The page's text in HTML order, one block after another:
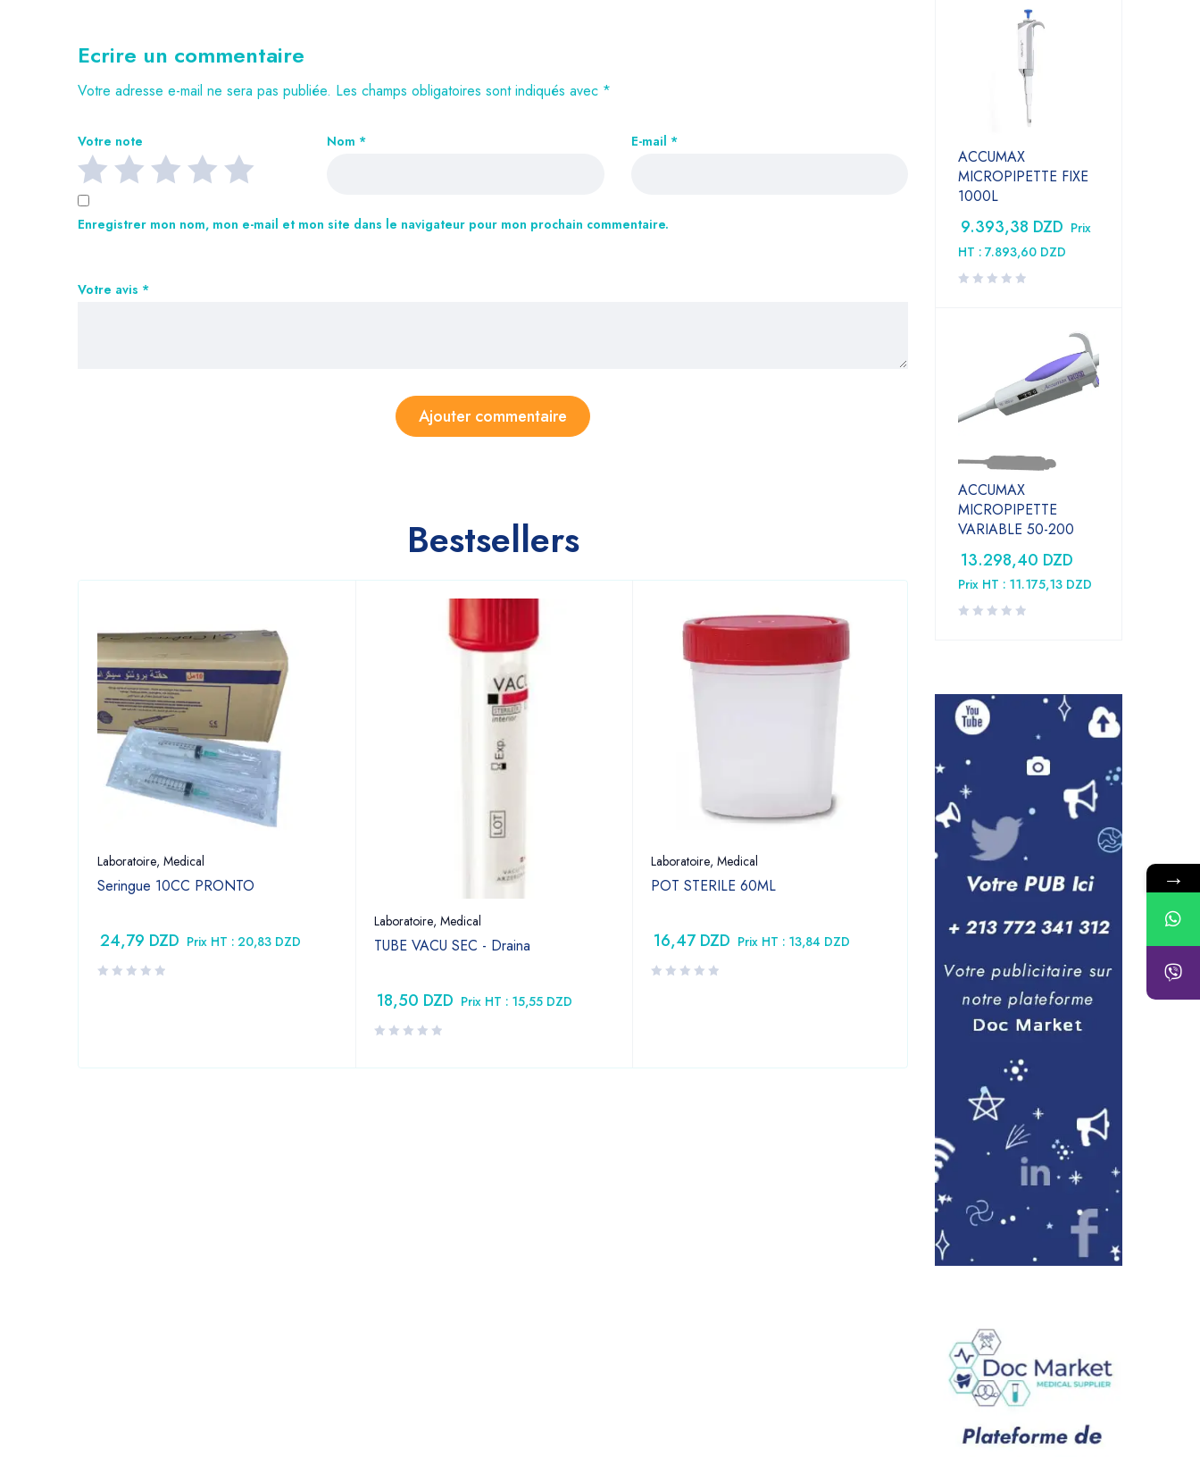
Ecrire un commentaire
Votre adresse e-mail ne sera pas publiée. Les champs obligatoires sont indiqués avec *
Votre note
Votre avis *
Nom * E-mail *
Enregistrer mon nom, mon e-mail et mon site dans le navigateur pour mon prochain commentaire.
Bestsellers
Laboratoire, Medical
Seringue 10CC PRONTO
24,79 DZD Prix HT : 20,83 DZD
Laboratoire, Medical
TUBE VACU SEC - Draina
18,50 DZD Prix HT : 15,55 DZD
Laboratoire, Medical
POT STERILE 60ML
16,47DZD Prix HT : 13,84 DZD
Laboratoire,Medical
Tube conique 15 ml
11,34DZD
ACCUMAX
MICROPIPETTE FIXE
1000L
9.393,38 DZD Prix
HT : 7.893,60 DZD
ACCUMAX
MICROPIPETTE
VARIABLE 50-200
13.298,40 DZD
Prix HT : 11.175,13 DZD
→